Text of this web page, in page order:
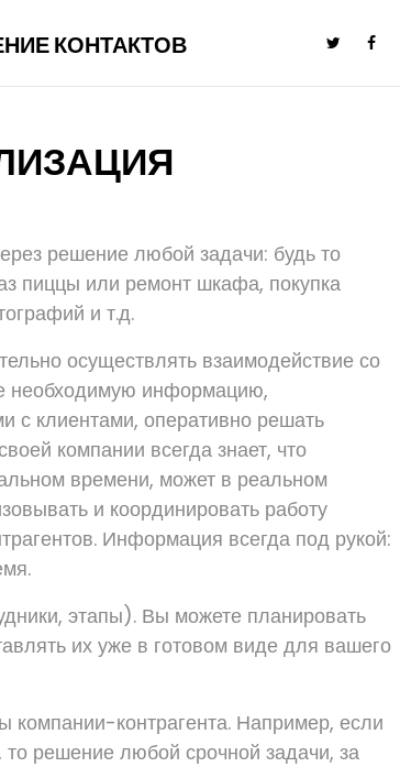
КОНТАКТОВ
решение любой задачи: будь то
пиццы или ремонт шкафа, покупка
и т.д.
осуществлять взаимодействие со
необходимую информацию,
с клиентами, оперативно решать
компании всегда знает, что
времени, может в реальном
и координировать работу
Информация всегда под рукой:
этапы). Вы можете планировать
их уже в готовом виде для вашего
компании-контрагента. Например, если
решение любой срочной задачи, за